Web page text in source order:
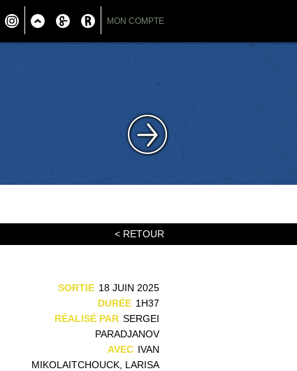
MON COMPTE
< RETOUR
SORTIE 18 JUIN 2025
DURÉE 1H37
RÉALISÉ PAR SERGEI
PARADJANOV
AVEC IVAN
MIKOLAITCHOUCK, LARISA